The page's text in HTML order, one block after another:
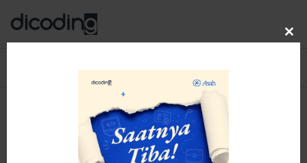
Category: Challenge